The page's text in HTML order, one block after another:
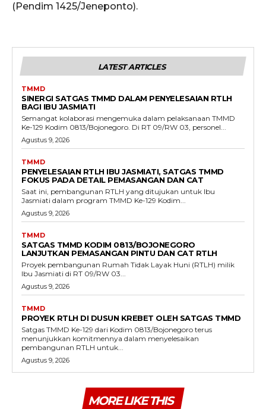
(Pendim 1425/Jeneponto).
LATEST ARTICLES
TMMD
SINERGI SATGAS TMMD DALAM PENYELESAIAN RTLH
BAGI IBU JASMIATI
Semangat kolaborasi mengemuka dalam pelaksanaan TMMD
Ke-129 Kodim 0813/Bojonegoro. Di RT 09/RW 03, personel...
Agustus 9, 2026
TMMD
PENYELESAIAN RTLH IBU JASMIATI, SATGAS TMMD
FOKUS PADA DETAIL PEMASANGAN DAN CAT
Saat ini, pembangunan RTLH yang ditujukan untuk Ibu
Jasmiati dalam program TMMD Ke-129 Kodim...
Agustus 9, 2026
TMMD
SATGAS TMMD KODIM 0813/BOJONEGORO
LANJUTKAN PEMASANGAN PINTU DAN CAT RTLH
Proyek pembangunan Rumah Tidak Layak Huni (RTLH) milik
Ibu Jasmiati di RT 09/RW 03...
Agustus 9, 2026
TMMD
PROYEK RTLH DI DUSUN KREBET OLEH SATGAS TMMD
Satgas TMMD Ke-129 dari Kodim 0813/Bojonegoro terus
menunjukkan komitmennya dalam menyelesaikan
pembangunan RTLH untuk...
Agustus 9, 2026
MORE LIKE THIS